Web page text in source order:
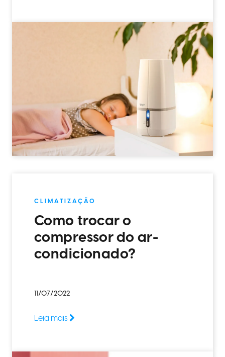
CLIMATIZAÇÃO
Como trocar o
compressor do ar-
condicionado?
11/07/2022
Leia mais